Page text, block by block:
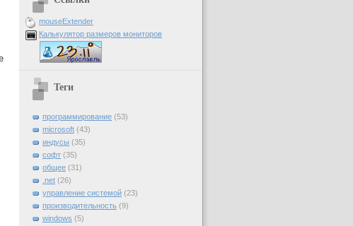
mouseExtender
Калькулятор размеров мониторов
Теги
программирование (53)
microsoft (43)
индусы (35)
софт (35)
общее (31)
.net (26)
управление системой (23)
производительность (9)
windows (5)